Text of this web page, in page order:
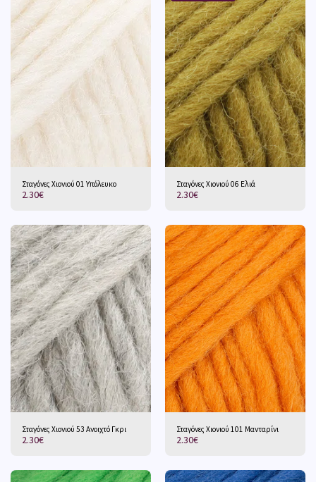
Σταγόνες Χιονιού 01 Υπόλευκο
2.30€
Σταγόνες Χιονιού 06 Ελιά
2.30€
Σταγόνες Χιονιού 53 Ανοιχτό Γκρι
2.30€
Σταγόνες Χιονιού 101 Μανταρίνι
2.30€